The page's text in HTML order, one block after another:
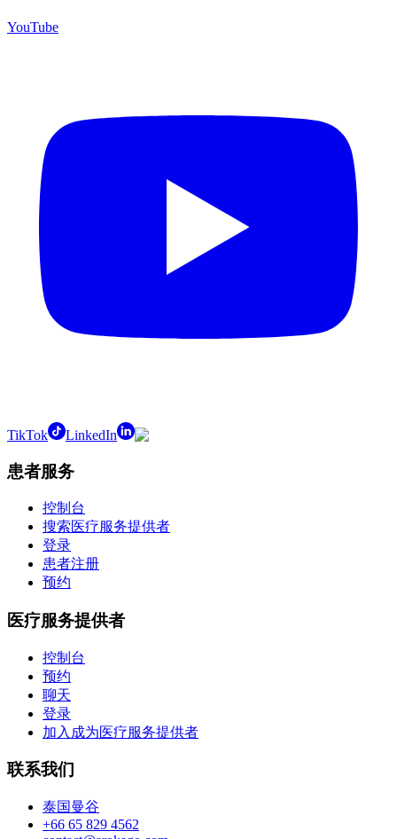
YouTube
TikTok LinkedIn
患者服务
控制台
搜索医疗服务提供者
登录
患者注册
预约
医疗服务提供者
控制台
预约
聊天
登录
加入成为医疗服务提供者
联系我们
泰国曼谷
+66 65 829 4562